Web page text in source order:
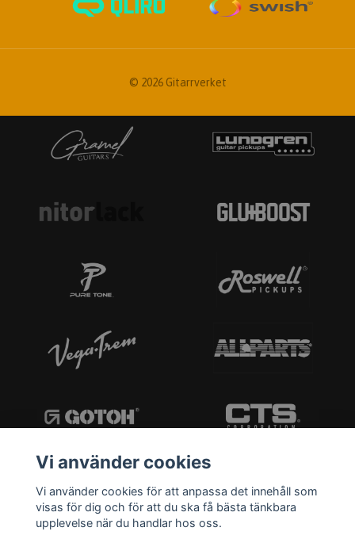
© 2026 Gitarrverket
Vi använder cookies
Vi använder cookies för att anpassa det innehåll som
visas för dig och för att du ska få bästa tänkbara
upplevelse när du handlar hos oss.